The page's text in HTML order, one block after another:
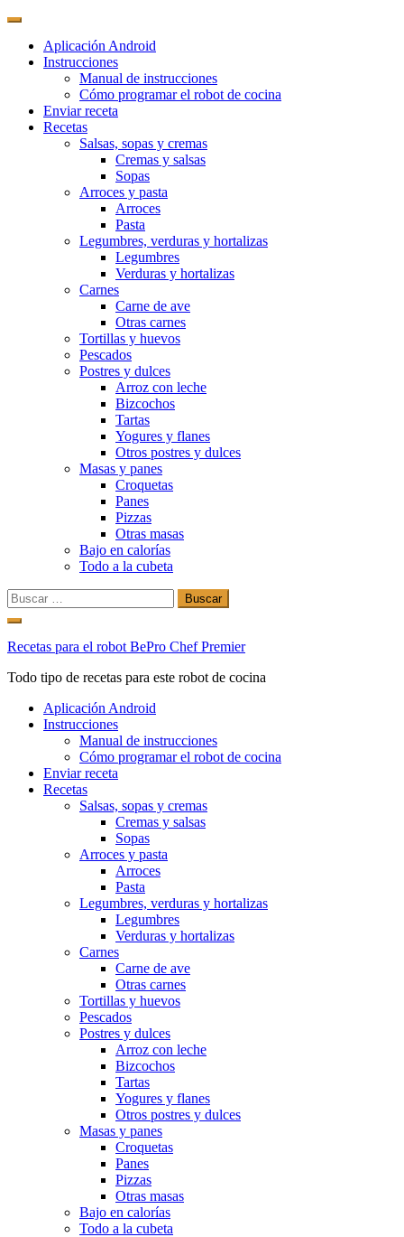
Aplicación Android
Instrucciones
Manual de instrucciones
Cómo programar el robot de cocina
Enviar receta
Recetas
Salsas, sopas y cremas
Cremas y salsas
Sopas
Arroces y pasta
Arroces
Pasta
Legumbres, verduras y hortalizas
Legumbres
Verduras y hortalizas
Carnes
Carne de ave
Otras carnes
Tortillas y huevos
Pescados
Postres y dulces
Arroz con leche
Bizcochos
Tartas
Yogures y flanes
Otros postres y dulces
Masas y panes
Croquetas
Panes
Pizzas
Otras masas
Bajo en calorías
Todo a la cubeta
Buscar:
Ir
contenido
Recetas para el robot BePro Chef Premier
Todo tipo de recetas para este robot de cocina
Aplicación Android
Instrucciones
Manual de instrucciones
Cómo programar el robot de cocina
Enviar receta
Recetas
Salsas, sopas y cremas
Cremas y salsas
Sopas
Arroces y pasta
Arroces
Pasta
Legumbres, verduras y hortalizas
Legumbres
Verduras y hortalizas
Carnes
Carne de ave
Otras carnes
Tortillas y huevos
Pescados
Postres y dulces
Arroz con leche
Bizcochos
Tartas
Yogures y flanes
Otros postres y dulces
Masas y panes
Croquetas
Panes
Pizzas
Otras masas
Bajo en calorías
Todo a la cubeta